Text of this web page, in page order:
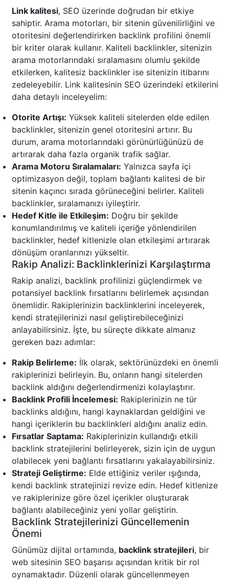
Link kalitesi, SEO üzerinde doğrudan bir etkiye
sahiptir. Arama motorları, bir sitenin güvenilirliğini ve
otoritesini değerlendirirken backlink profilini önemli
bir kriter olarak kullanır. Kaliteli backlinkler, sitenizin
arama motorlarındaki sıralamasını olumlu şekilde
etkilerken, kalitesiz backlinkler ise sitenizin itibarını
zedeleyebilir. Link kalitesinin SEO üzerindeki etkilerini
daha detaylı inceleyelim:
Otorite Artışı: Yüksek kaliteli sitelerden elde edilen
backlinkler, sitenizin genel otoritesini artırır. Bu
durum, arama motorlarındaki görünürlüğünüzü de
artırarak daha fazla organik trafik sağlar.
Arama Motoru Sıralamaları: Yalnızca sayfa içi
optimizasyon değil, toplam bağlantı kalitesi de bir
sitenin kaçıncı sırada görüneceğini belirler. Kaliteli
backlinkler, sıralamanızı iyileştirir.
Hedef Kitle ile Etkileşim: Doğru bir şekilde
konumlandırılmış ve kaliteli içeriğe yönlendirilen
backlinkler, hedef kitlenizle olan etkileşimi artırarak
dönüşüm oranlarınızı yükseltir.
Rakip Analizi: Backlinklerinizi Karşılaştırma
Rakip analizi, backlink profilinizi güçlendirmek ve
potansiyel backlink fırsatlarını belirlemek açısından
önemlidir. Rakiplerinizin backlinklerini inceleyerek,
kendi stratejilerinizi nasıl geliştirebileceğinizi
anlayabilirsiniz. İşte, bu süreçte dikkate almanız
gereken bazı adımlar:
Rakip Belirleme: İlk olarak, sektörünüzdeki en önemli
rakiplerinizi belirleyin. Bu, onların hangi sitelerden
backlink aldığını değerlendirmenizi kolaylaştırır.
Backlink Profili İncelemesi: Rakiplerinizin ne tür
backlinks aldığını, hangi kaynaklardan geldiğini ve
hangi içeriklerin bu backlinkleri aldığını analiz edin.
Fırsatlar Saptama: Rakiplerinizin kullandığı etkili
backlink stratejilerini belirleyerek, sizin için de uygun
olabilecek yeni bağlantı fırsatlarını yakalayabilirsiniz.
Strateji Geliştirme: Elde ettiğiniz veriler ışığında,
kendi backlink stratejinizi revize edin. Hedef kitlenize
ve rakiplerinize göre özel içerikler oluşturarak
bağlantı alabileceğiniz yeni yollar geliştirin.
Backlink Stratejilerinizi Güncellemenin
Önemi
Günümüz dijital ortamında, backlink stratejileri, bir
web sitesinin SEO başarısı açısından kritik bir rol
oynamaktadır. Düzenli olarak güncellenmeyen